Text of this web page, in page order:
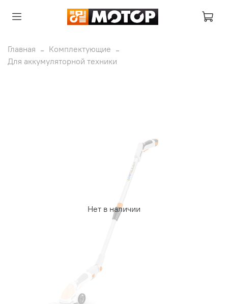
Главная
Комплектующие
Для аккумуляторной техники
Нет в наличии